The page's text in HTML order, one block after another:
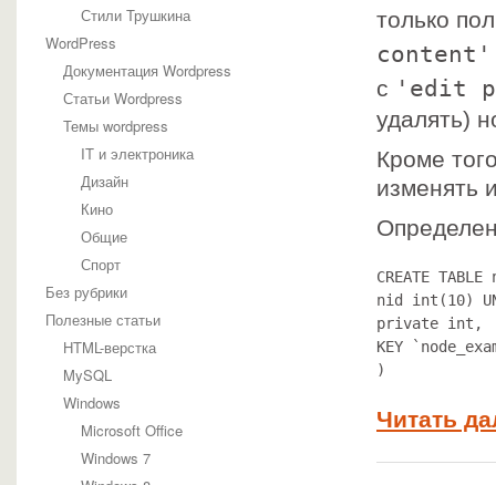
Стили Трушкина
WordPress
Документация Wordpress
Статьи Wordpress
Темы wordpress
IT и электроника
Дизайн
Кино
Общие
Спорт
Без рубрики
Полезные статьи
HTML-верстка
MySQL
Windows
Microsoft Office
Windows 7
только
content'
с 'edit
удалять)
Кроме
изменять
CREATE
nid int(10)
private int,
KEY
)
Читать